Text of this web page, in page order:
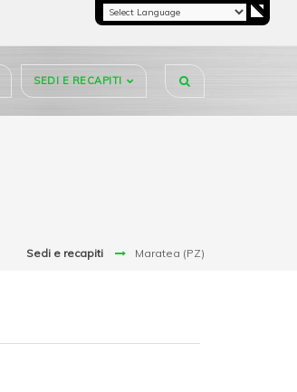
SEDI E RECAPITI
Sedi e recapiti Maratea (PZ)